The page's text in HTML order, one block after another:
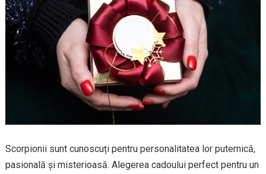
Scorpionii sunt cunoscuți pentru personalitatea lor puternică,
pasională și misterioasă. Alegerea cadoului perfect pentru un